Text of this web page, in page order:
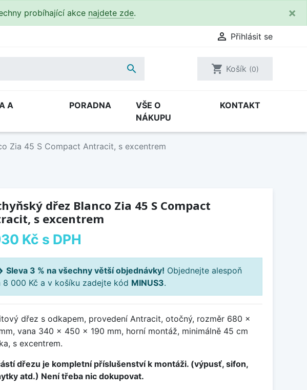
probíhající akce najdete zde. ×
 Přihlásit se
 shopping_cart Košík (0)
A
PORADNA
VŠE O
NÁKUPU
KONTAKT
Zia 45 S Compact Antracit, s excentrem
dřez Blanco Zia 45 S Compact
s excentrem
Kč s DPH
Sleva 3 % na všechny větší objednávky! Objednejte alespoň
8 000 Kč a v košíku zadejte kód MINUS3.
dřez s odkapem, provedení Antracit, otočný, rozměr 680 x
vana 340 x 450 x 190 mm, horní montáž, minimálně 45 cm
s excentrem.
dřezu je kompletní příslušenství k montáži. (výpusť, sifon,
atd.) Není třeba nic dokupovat.